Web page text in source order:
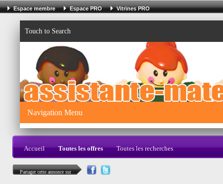
Espace membre Espace PRO Vitrines PRO
Touch to Search
Navigation Menu
Accueil Toutes les offres Toutes les recherches
Partager cette annonce sur